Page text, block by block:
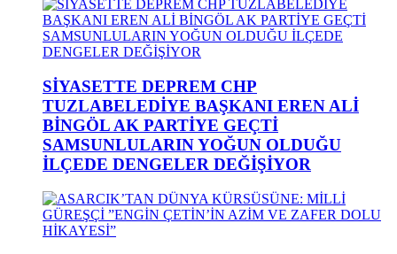
SİYASETTE DEPREM CHP
TUZLABELEDİYE BAŞKANI EREN ALİ
BİNGÖL AK PARTİYE GEÇTİ
SAMSUNLULARIN YOĞUN OLDUĞU
İLÇEDE DENGELER DEĞİŞİYOR